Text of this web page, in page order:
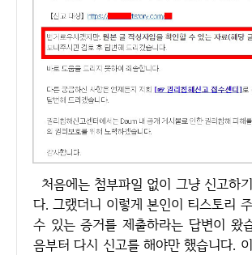
처음에는 첨부파일 없이 그냥 신고하기를 진행했습니
다. 그랬더니 이렇게 본인이 티스토리
수 있는 증거를 제출하라는 답변이 왔
음부터 다시 신고를 해야만 했습니다.